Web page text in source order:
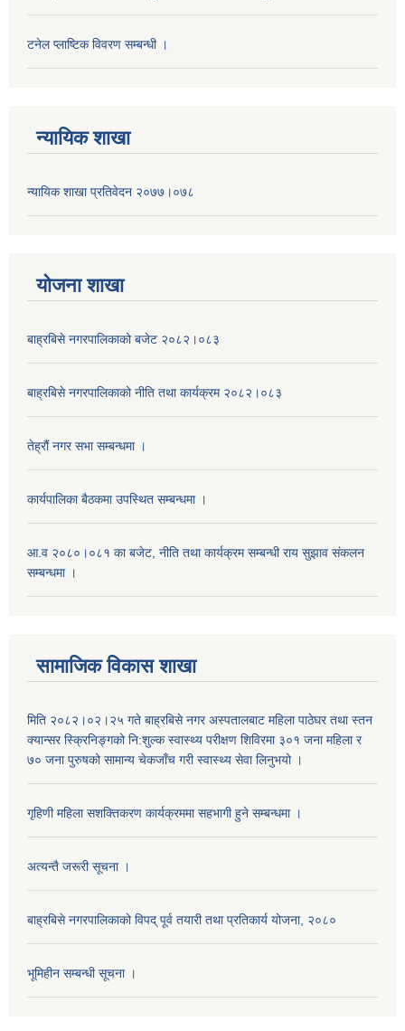
टनेल प्लाष्टिक विवरण सम्बन्धी ।
न्यायिक शाखा
न्यायिक शाखा प्रतिवेदन २०७७।०७८
याेजना शाखा
बाह्रबिसे नगरपालिकाको बजेट २०८२।०८३
बाह्रबिसे नगरपालिकाको नीति तथा कार्यक्रम २०८२।०८३
तेह्रौं नगर सभा सम्बन्धमा ।
कार्यपालिका बैठकमा उपस्थित सम्बन्धमा ।
आ.व २०८०।०८१ का बजेट, नीति तथा कार्यक्रम सम्बन्धी राय सुझाव संकलन
सम्बन्धमा ।
सामाजिक विकास शाखा
मिति २०८२।०२।२५ गते बाह्रबिसे नगर अस्पतालबाट महिला पाठेघर तथा स्तन
क्यान्सर स्क्रिनिङ्गको नि:शुल्क स्वास्थ्य परीक्षण शिविरमा ३०१ जना महिला र
७० जना पुरुषको सामान्य चेकजाँच गरी स्वास्थ्य सेवा लिनुभयो ।
गृहिणी महिला सशक्तिकरण कार्यक्रममा सहभागी हुने सम्बन्धमा ।
अत्यन्तै जरूरी सूचना ।
बाह्रबिसे नगरपालिकाको विपद् पूर्व तयारी तथा प्रतिकार्य योजना, २०८०
भूमिहीन सम्बन्धी सूचना ।